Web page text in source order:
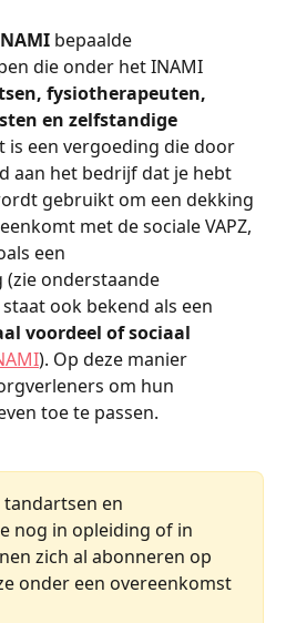
bepaalde
die onder het INAMI
fysiotherapeuten,
en zelfstandige
is een vergoeding die door
aan het bedrijf dat je hebt
gebruikt om een dekking
met de sociale VAPZ,
een
onderstaande
ook bekend als een
voordeel of sociaal
). Op deze manier
om hun
toe te passen.
en
nog in opleiding of in
zich al abonneren op
onder een overeenkomst